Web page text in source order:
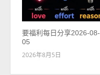
要福利每日分享2026-08-
05
2026年8月5日